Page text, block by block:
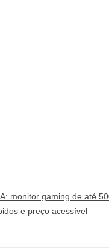
monitor gaming de até
e preço acessível